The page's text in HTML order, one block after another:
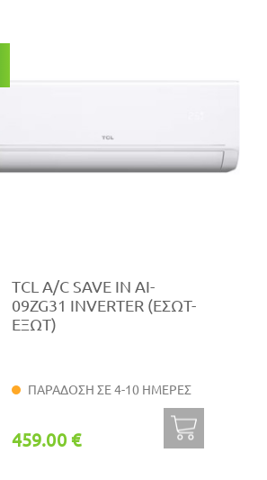
TCL A/C SAVE IN AI-
09ZG31 INVERTER (ΕΣΩΤ-
ΕΞΩΤ)
ΠΑΡΑΔΟΣΗ ΣΕ 4-10 ΗΜΕΡΕΣ
459.00 €